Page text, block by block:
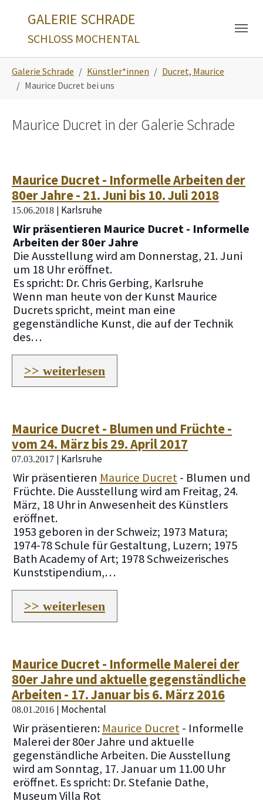
GALERIE SCHRADE
SCHLOSS MOCHENTAL
Galerie Schrade Künstler*innen
Ducret, Maurice
Maurice Ducret bei uns
Maurice Ducret in der Galerie Schrade
Maurice Ducret - Informelle Arbeiten der
80er Jahre - 21. Juni bis 10. Juli 2018
15.06.2018 | Karlsruhe
Wir präsentieren Maurice Ducret - Informelle
Arbeiten der 80er Jahre
Die Ausstellung wird am Donnerstag, 21. Juni
um 18 Uhr eröffnet.
Es spricht: Dr. Chris Gerbing, Karlsruhe
Wenn man heute von der Kunst Maurice
Ducrets spricht, meint man eine
gegenständliche Kunst, die auf der Technik
des…
>> weiterlesen
Maurice Ducret - Blumen und Früchte -
vom 24. März bis 29. April 2017
07.03.2017 | Karlsruhe
Wir präsentieren Maurice Ducret- Blumen und
Früchte. Die Ausstellung wird am Freitag, 24.
März, 18 Uhr in Anwesenheit des Künstlers
eröffnet.
1953 geboren in der Schweiz; 1973 Matura;
1974-78 Schule für Gestaltung, Luzern; 1975
Bath Academy of Art; 1978 Schweizerisches
Kunststipendium,…
>> weiterlesen
Maurice Ducret - Informelle Malerei der
80er Jahre und aktuelle gegenständliche
Arbeiten - 17. Januar bis 6. März 2016
08.01.2016 | Mochental
Wir präsentieren: Maurice Ducret- Informelle
Malerei der 80er Jahre und aktuelle
gegenständliche Arbeiten. Die Ausstellung
wird am Sonntag, 17. Januar um 11.00 Uhr
eröffnet. Es spricht: Dr. Stefanie Dathe,
Museum Villa Rot